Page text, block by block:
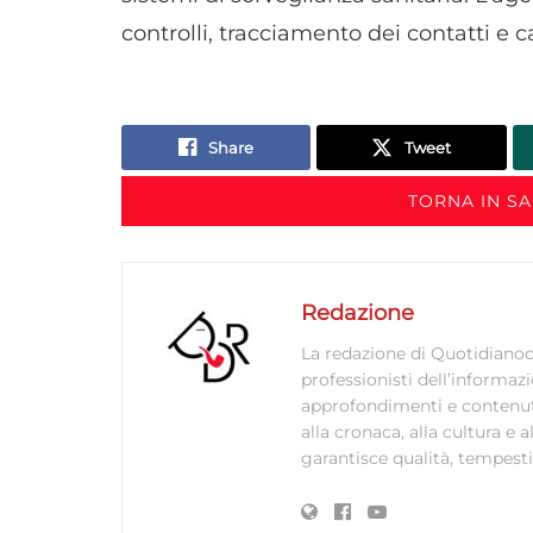
controlli, tracciamento dei contatti e
Share Tweet
TORNA IN
Redazione
La redazione di
professionisti
approfondimenti e
alla cronaca, alla cultura e
garantisce qualità,